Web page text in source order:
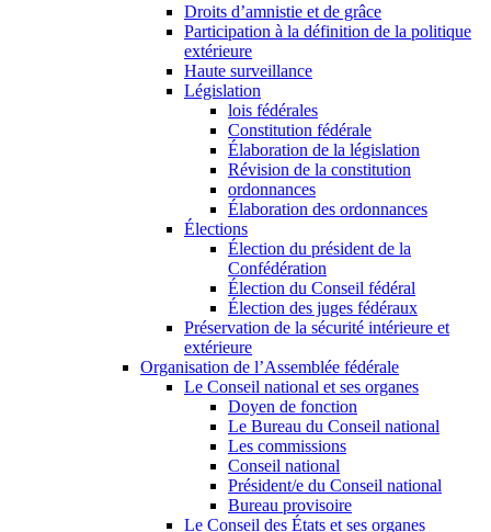
Droits d’amnistie et de grâce
Participation à la définition de la politique
extérieure
Haute surveillance
Législation
lois fédérales
Constitution fédérale
Élaboration de la législation
Révision de la constitution
ordonnances
Élaboration des ordonnances
Élections
Élection du président de la
Confédération
Élection du Conseil fédéral
Élection des juges fédéraux
Préservation de la sécurité intérieure et
extérieure
Organisation de l’Assemblée fédérale
Le Conseil national et ses organes
Doyen de fonction
Le Bureau du Conseil national
Les commissions
Conseil national
Président/e du Conseil national
Bureau provisoire
Le Conseil des États et ses organes